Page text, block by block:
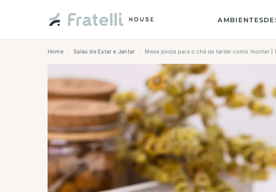
AMBIENTES
Home Salas de Estar e Jantar Mesa posta para o chá da tarde: como montar |